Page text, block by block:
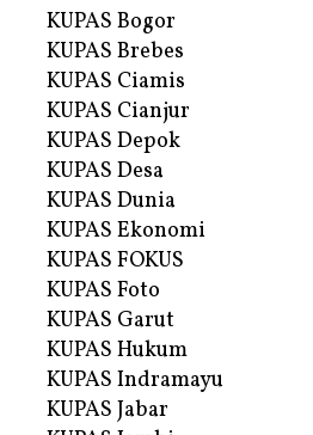
KUPAS Bogor
KUPAS Brebes
KUPAS Ciamis
KUPAS Cianjur
KUPAS Depok
KUPAS Desa
KUPAS Dunia
KUPAS Ekonomi
KUPAS FOKUS
KUPAS Foto
KUPAS Garut
KUPAS Hukum
KUPAS Indramayu
KUPAS Jabar